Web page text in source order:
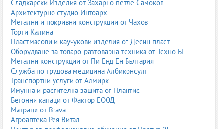
Сладкарски Изделия от Захарно петле Самоков
Архитектурно студио Интоарх
Метални и покривни конструкции от Чахов
Торти Калина
Пластмасови и каучукови изделия от Десин пласт
Оборудване за товаро-разтоварна техника от Техно БГ
Метални конструкции от Пи Енд Ен България
Служба по трудова медицина Албиконсулт
Транспортни услуги от Алмирк
Имунна и растителна защита от Плантис
Бетонни капаци от Фактор ЕООД
Матраци от Brava
Агроаптека Рея Витал